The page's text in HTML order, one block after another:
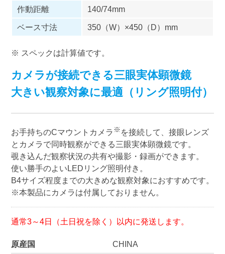
作動距離
140/74mm
ベース寸法
350（W）×450（D）mm
※ スペックは計算値です。
カメラが接続できる三眼実体顕微鏡
大きい観察対象に最適（リング照明付）
お手持ちのCマウントカメラ ※ を接続して、接眼レンズ
とカメラで同時観察ができる三眼実体顕微鏡です。
覗き込んだ観察状況の共有や撮影・録画ができます。
使い勝手のよいLEDリング照明付き。
B4サイズ程度までの大きめな観察対象におすすめです。
※本製品にカメラは付属しておりません。
通常3～4日（土日祝を除く）以内に発送します。
原産国 CHINA